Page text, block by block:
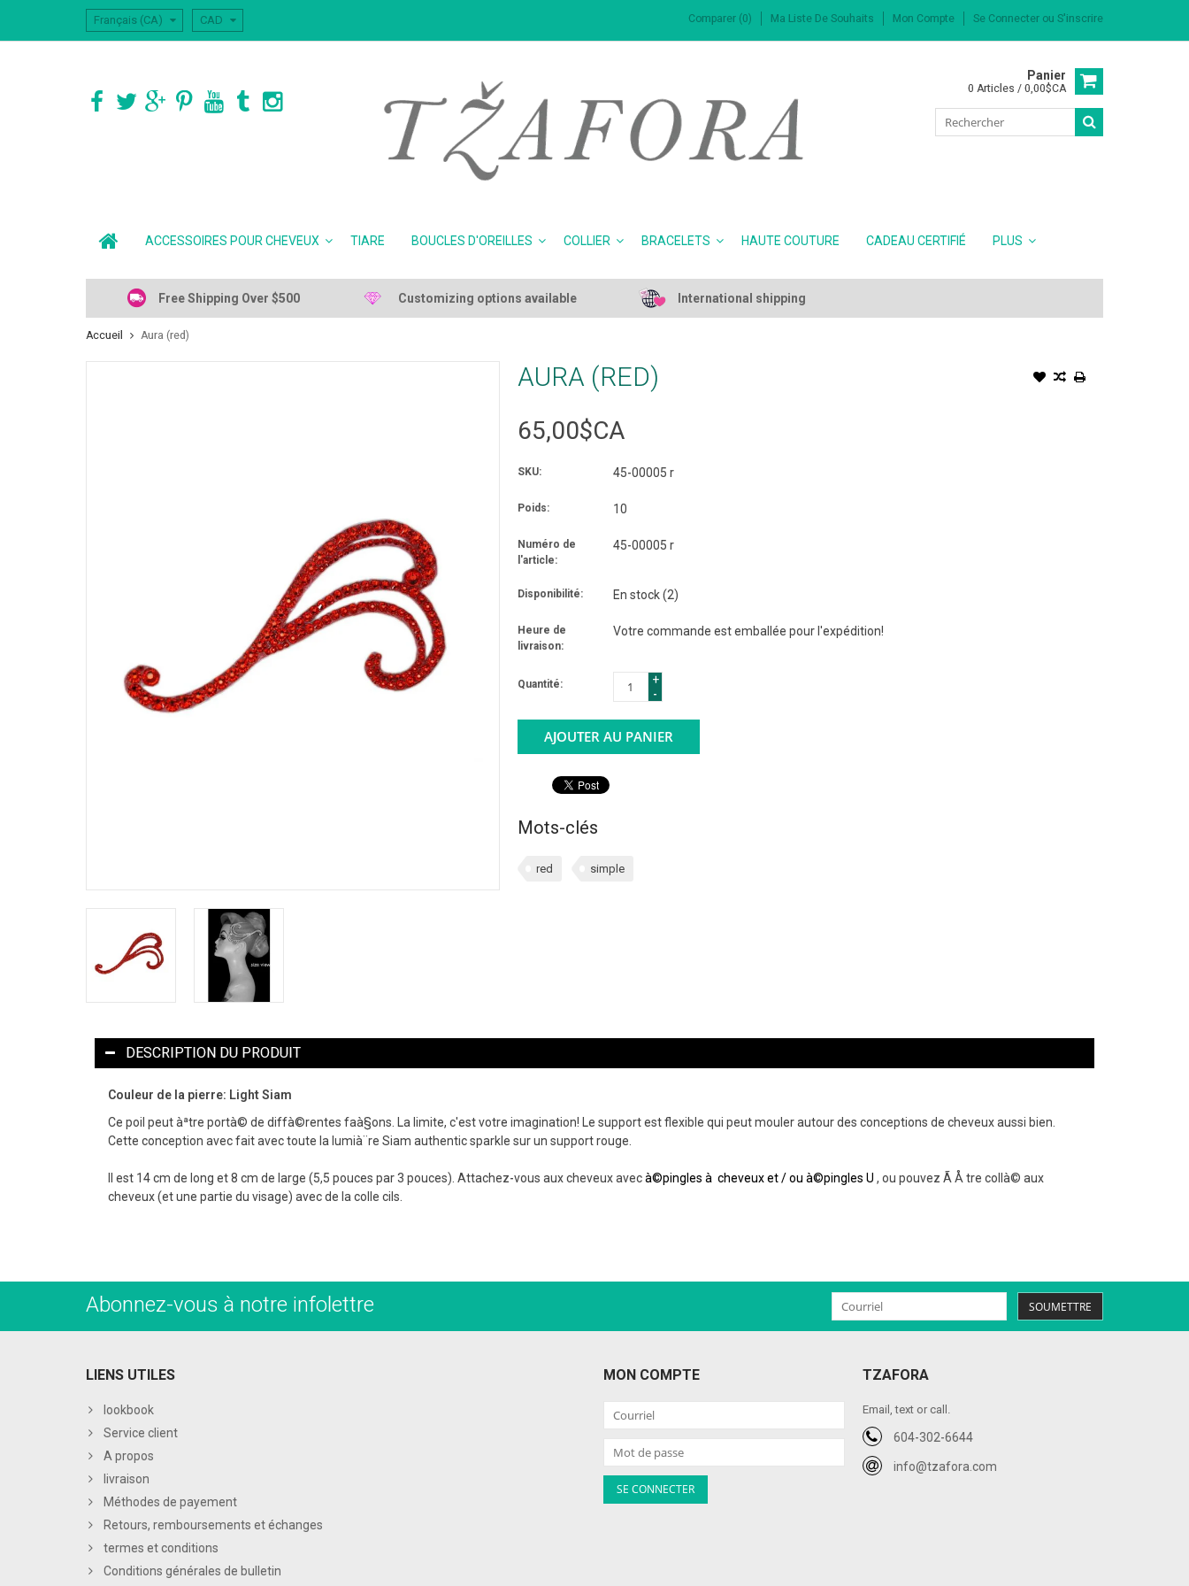
Français (CA) CAD Comparer (0) Ma Liste De Souhaits Mon Compte Se Connecter ou S'inscrire
Panier
0 Articles / 0,00$CA
ACCESSOIRES POUR CHEVEUX TIARE BOUCLES D'OREILLES COLLIER BRACELETS HAUTE COUTURE CADEAU CERTIFIÉ PLUS
Free Shipping Over $500 Customizing options available International shipping
Accueil Aura (red)
AURA (RED)
65,00$CA
SKU: 45-00005 r
Poids: 10
Numéro de
l'article:
45-00005 r
Disponibilité: En stock(2)
Heure de
livraison:
Votre commande est emballée pour l'expédition!
Quantité:
+
-
AJOUTER AU PANIER
Mots-clés
red simple
DESCRIPTION DU PRODUIT
Couleur de la pierre: Light Siam
Ce poil peut àªtre portà© de diffà©rentes faà§ons. La limite, c'est votre imagination! Le support est flexible qui peut mouler autour des conceptions de cheveux aussi bien.
Cette conception avec fait avec toute la lumià¨re Siam authentic sparkle sur un support rouge.
Il est 14 cm de long et 8 cm de large (5,5 pouces par 3 pouces). Attachez-vous aux cheveux avecà©pingles à cheveux et / ou à©pingles U , ou pouvez Ã Å tre collà© aux
cheveux (et une partie du visage) avec de la colle cils.
Abonnez-vous à notre infolettre SOUMETTRE
LIENS UTILES
lookbook
Service client
A propos
livraison
Méthodes de payement
Retours, remboursements et échanges
termes et conditions
Conditions générales de bulletin
MON COMPTE TZAFORA
Email, text or call.
604-302-6644
info@tzafora.com